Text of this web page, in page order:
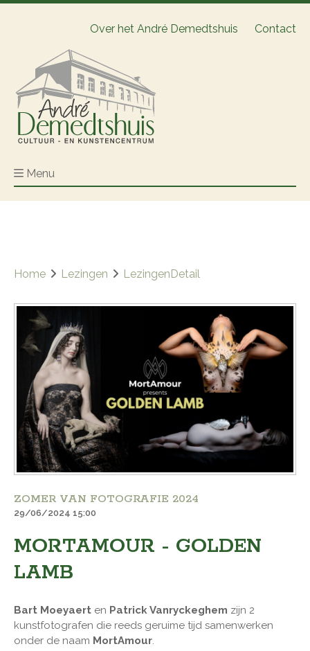
Over het André Demedtshuis Contact
Menu
Home Lezingen LezingenDetail
ZOMER VAN FOTOGRAFIE 2024
29/06/2024 15:00
MORTAMOUR - GOLDEN
LAMB
Bart Moeyaert en Patrick Vanryckeghem zijn 2
kunstfotografen die reeds geruime tijd samenwerken
onder de naam MortAmour.